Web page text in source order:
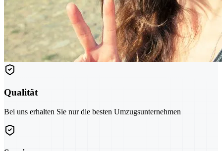
Qualität
Bei uns erhalten Sie nur die besten Umzugsunternehmen